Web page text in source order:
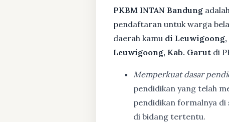
PKBM INTAN Bandung adalah
pendaftaran untuk warga
daerah kamu di Leuwigoong,
Leuwigoong, Kab. Garut di
Memperkuat dasar
pendidikan yang telah
pendidikan formalnya di
di bidang tertentu.